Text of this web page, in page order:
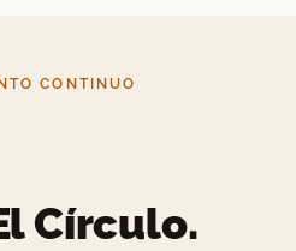
CONTINUO
Círculo.